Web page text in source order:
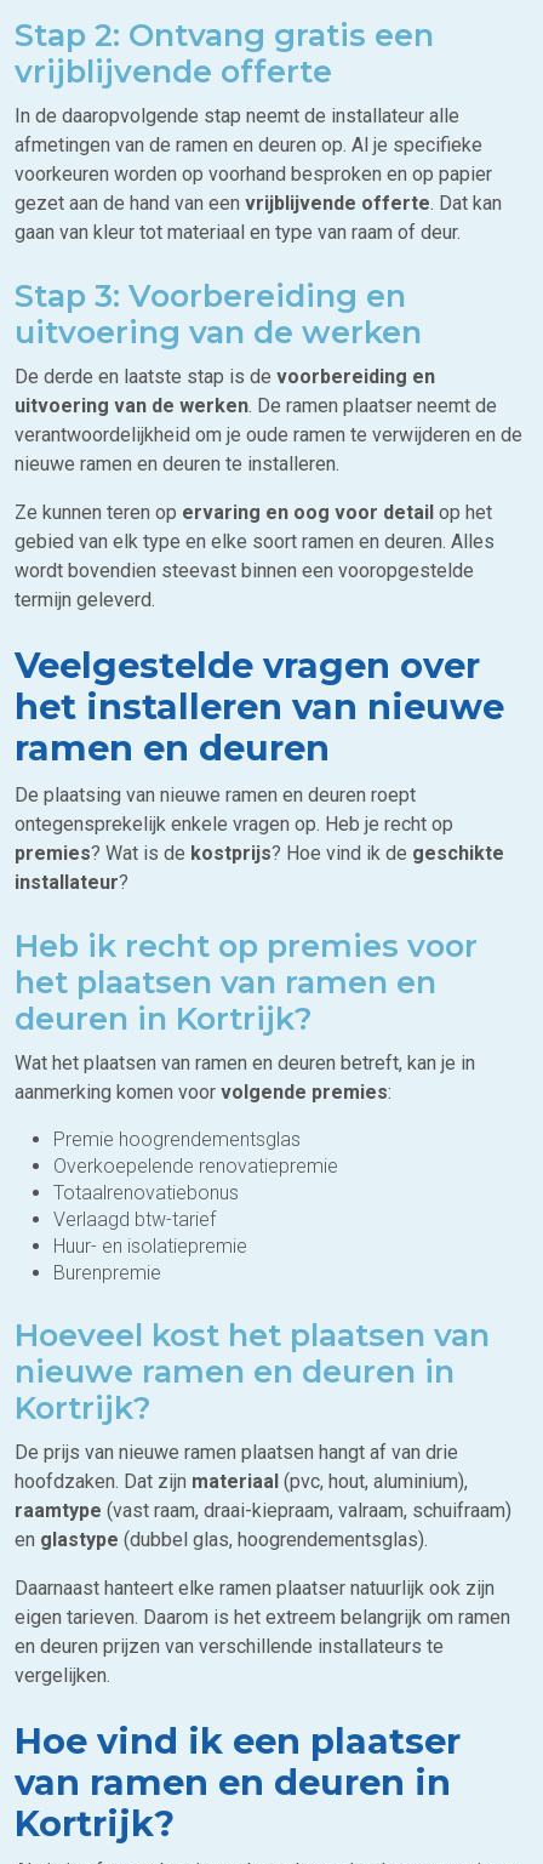
Stap 2: Ontvang gratis een
vrijblijvende offerte
In de daaropvolgende stap neemt de installateur alle
afmetingen van de ramen en deuren op. Al je specifieke
voorkeuren worden op voorhand besproken en op papier
gezet aan de hand van een vrijblijvende offerte. Dat kan
gaan van kleur tot materiaal en type van raam of deur.
Stap 3: Voorbereiding en
uitvoering van de werken
De derde en laatste stap is de voorbereiding en
uitvoering van de werken. De ramen plaatser neemt de
verantwoordelijkheid om je oude ramen te verwijderen en de
nieuwe ramen en deuren te installeren.
Ze kunnen teren op ervaring en oog voor detail op het
gebied van elk type en elke soort ramen en deuren. Alles
wordt bovendien steevast binnen een vooropgestelde
termijn geleverd.
Veelgestelde vragen over
het installeren van nieuwe
ramen en deuren
De plaatsing van nieuwe ramen en deuren roept
ontegensprekelijk enkele vragen op. Heb je recht op
premies? Wat is de kostprijs? Hoe vind ik de geschikte
installateur?
Heb ik recht op premies voor
het plaatsen van ramen en
deuren in Kortrijk?
Wat het plaatsen van ramen en deuren betreft, kan je in
aanmerking komen voor volgende premies:
Premie hoogrendementsglas
Overkoepelende renovatiepremie
Totaalrenovatiebonus
Verlaagd btw-tarief
Huur- en isolatiepremie
Burenpremie
Hoeveel kost het plaatsen van
nieuwe ramen en deuren in
Kortrijk?
De prijs van nieuwe ramen plaatsen hangt af van drie
hoofdzaken. Dat zijn materiaal (pvc, hout, aluminium),
raamtype (vast raam, draai-kiepraam, valraam, schuifraam)
en glastype (dubbel glas, hoogrendementsglas).
Daarnaast hanteert elke ramen plaatser natuurlijk ook zijn
eigen tarieven. Daarom is het extreem belangrijk om ramen
en deuren prijzen van verschillende installateurs te
vergelijken.
Hoe vind ik een plaatser
van ramen en deuren in
Kortrijk?